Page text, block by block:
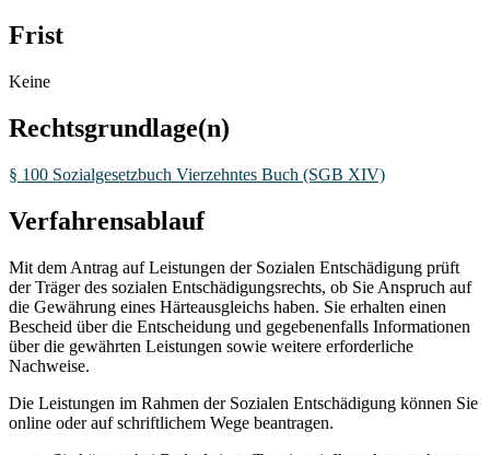
Frist
Keine
Rechtsgrundlage(n)
§ 100 Sozialgesetzbuch Vierzehntes Buch (SGB XIV)
Verfahrensablauf
Mit dem Antrag auf Leistungen der Sozialen Entschädigung prüft
der Träger des sozialen Entschädigungsrechts, ob Sie Anspruch auf
die Gewährung eines Härteausgleichs haben. Sie erhalten einen
Bescheid über die Entscheidung und gegebenenfalls Informationen
über die gewährten Leistungen sowie weitere erforderliche
Nachweise.
Die Leistungen im Rahmen der Sozialen Entschädigung können Sie
online oder auf schriftlichem Wege beantragen.